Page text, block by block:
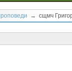
→ сщмч